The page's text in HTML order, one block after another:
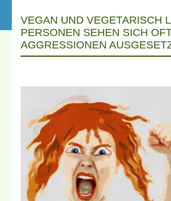
VEGAN UND VEGETARISCH
PERSONEN SEHEN SICH
AGGRESSIONEN